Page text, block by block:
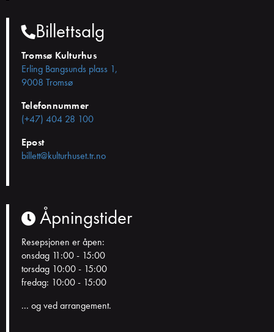
Billettsalg
Tromsø Kulturhus
Erling Bangsunds plass 1,
9008 Tromsø
Telefonnummer
(+47) 404 28 100
Epost
billett@kulturhuset.tr.no
Åpningstider
Resepsjonen er åpen:
onsdag 11:00 - 15:00
torsdag 10:00 - 15:00
fredag: 10:00 - 15:00
... og ved arrangement.